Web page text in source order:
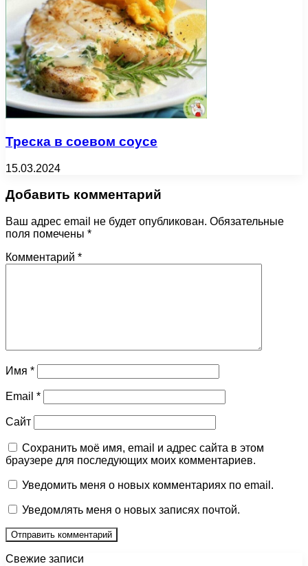
Треска в соевом соусе
15.03.2024
Добавить комментарий
Ваш адрес email не будет опубликован. Обязательные
поля помечены *
Комментарий *
Имя *
Email *
Сайт
Сохранить моё имя, email и адрес сайта в этом
браузере для последующих моих комментариев.
Уведомить меня о новых комментариях по email.
Уведомлять меня о новых записях почтой.
Свежие записи